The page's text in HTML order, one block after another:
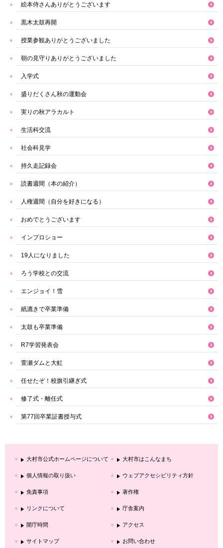
絵本侍さんありがとうございます
黒木太鼓再開
授業参観ありがとうございました
朝の見守りありがとうございました
入学式
盛りだくさん秋の運動会
実りの秋アラカルト
生活科交流
社会科見学
持久走記録会
読書週間（本の紹介）
人権週間（自分を好きになる）
おめでとうございます
インプロショー
19人になりました
ろう学校との交流
エンジョイ！雪
紙漉きで卒業準備
太鼓も卒業準備
R7学習発表会
萱瀬ダムと大虹
任せたぞ！校旗引継ぎ式
修了式・離任式
第77回卒業証書授与式
大村市公式ホームページについて 大村市はこんなまち
個人情報の取り扱い ウェブアクセシビリティ方針
免責事項 著作権
リンクについて 庁舎案内
開庁時間 アクセス
サイトマップ お問い合わせ